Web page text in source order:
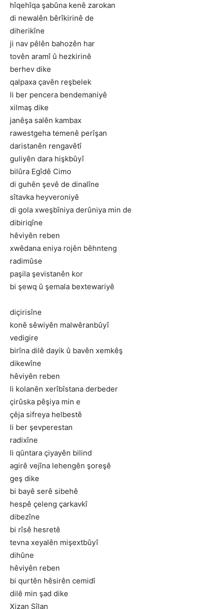
hîqehîqa şabûna kenê zarokan
di newalên bêrîkirinê de
diherikîne
ji nav pêlên bahozên har
tovên aramî û hezkirinê
berhev dike
qalpaxa çavên reşbelek
li ber pencera bendemaniyê
xilmaş dike
janêşa salên kambax
rawestgeha temenê perîşan
daristanên rengavêtî
guliyên dara hişkbûyî
bilûra Egîdê Cimo
di guhên şevê de dinalîne
sîtavka heyveroniyê
di gola xweşbîniya derûniya min de
dibiriqîne
hêviyên reben
xwêdana eniya rojên bêhnteng
radimûse
paşila şevistanên kor
bi şewq û şemala bextewariyê
diçirisîne
konê sêwiyên malwêranbûyî
vedigire
birîna dilê dayik û bavên xemkêş
dikewîne
hêviyên reben
li kolanên xerîbîstana derbeder
çirûska pêşiya min e
çêja sifreya helbestê
li ber şevperestan
radixîne
li qûntara çiyayên bilind
agirê vejîna lehengên şoreşê
geş dike
bi bayê serê sibehê
hespê çeleng çarkavkî
dibezîne
bi rîsê hesretê
tevna xeyalên mişextbûyî
dihûne
hêviyên reben
bi qurtên hêsirên cemidî
dilê min şad dike
Xizan Șîlan